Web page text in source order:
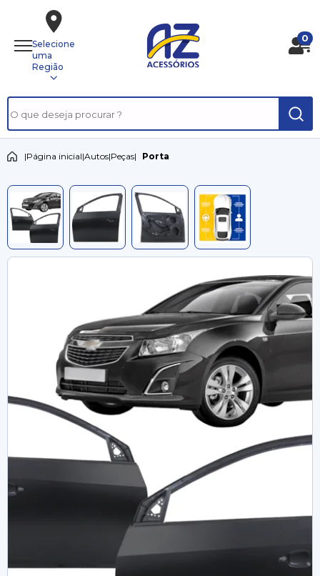
Selecione
uma
Região
0
|Página inicial|Autos|Peças| Porta